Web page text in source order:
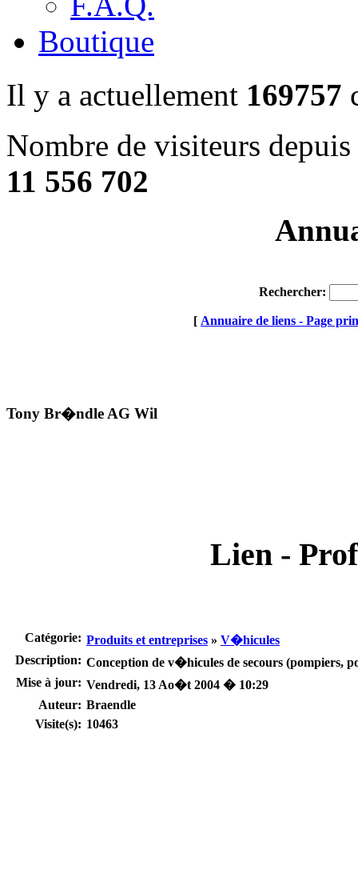
Boutique
Il y a actuellement 169757
Nombre de visiteurs
11 556 702
Rechercher:
[ Annuaire de liens - Page
Tony Br�ndle AG Wil
Lien -
Catégorie: Produits et entreprises » V�hicules
Description: Conception de v�hicules de secours (pompiers,
Mise à jour: Vendredi, 13 Ao�t 2004 � 10:29
Auteur: Braendle
Visite(s): 10463